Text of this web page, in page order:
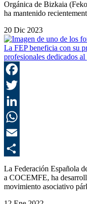
Orgánica de Bizkaia
ha mantenido
20 Dic 2023
La FEP beneficia con su
profesionales dedicados
La Federación Española
a COCEMFE, ha
movimiento asociativo